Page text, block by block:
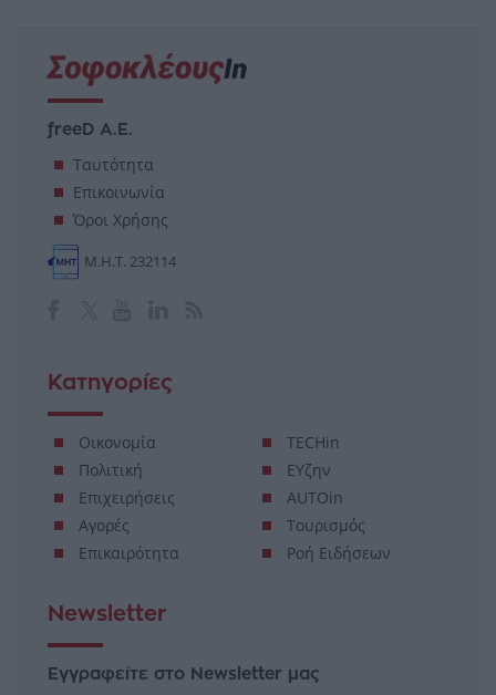
freeD Α.Ε.
Ταυτότητα
Επικοινωνία
Όροι Χρήσης
Μ.Η.Τ. 232114
Κατηγορίες
Οικονομία
Πολιτική
Επιχειρήσεις
Αγορές
Επικαιρότητα
TECHin
ΕΥζην
AUTOin
Τουρισμός
Ροή Ειδήσεων
Newsletter
Εγγραφείτε στο Newsletter μας